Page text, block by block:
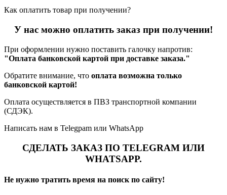
Как оплатить товар при получении?
У нас можно оплатить заказ при получении!
При оформлении нужно поставить галочку напротив:
"Оплата банковской картой при доставке заказа."
Обратите внимание, что оплата возможна только
банковской картой!
Оплата осуществляется в ПВЗ транспортной компании
(СДЭК).
Написать нам в Telegpam или WhatsApp
СДЕЛАТЬ ЗАКАЗ ПО TELEGRAM ИЛИ
WHATSAPP.
Не нужно тратить время на поиск по сайту!